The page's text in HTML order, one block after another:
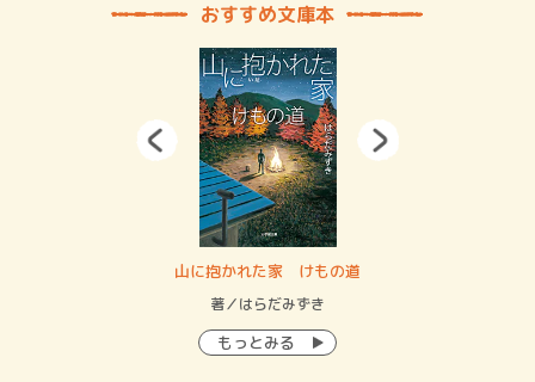
おすすめ文庫本
山に抱かれた家 けもの道
著／はらだみずき
もっとみる